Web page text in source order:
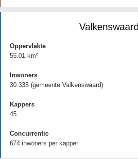
Valkenswaard
Oppervlakte
55.01 km²
Inwoners
30.335 (gemeente Valkenswaard)
Kappers
45
Concurrentie
674 inwoners per kapper